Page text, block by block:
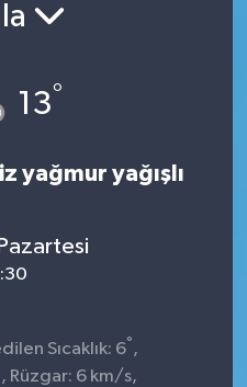
13°
yağmur yağışlı
Sıcaklık: 6° ,
Rüzgar: 6 km/s,